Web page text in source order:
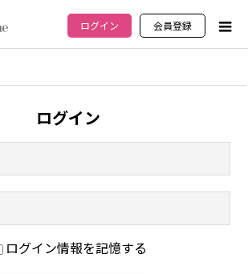
ログイン 会員登録
ログイン
ログイン情報を記憶する